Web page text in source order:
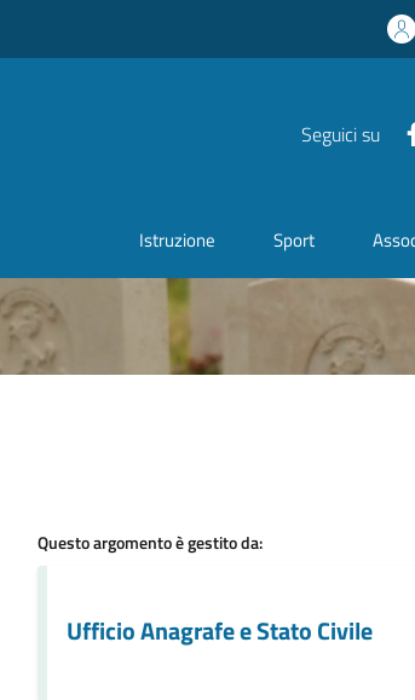
Seguici su
Istruzione Sport
Questo argomento è gestito da:
Ufficio Anagrafe e Stato Civile